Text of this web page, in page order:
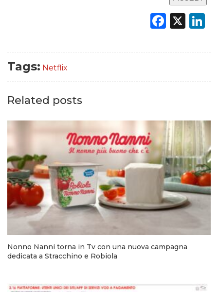
X
Tags: Netflix
Related posts
Nonno Nanni torna in Tv con una nuova campagna
dedicata a Stracchino e Robiola